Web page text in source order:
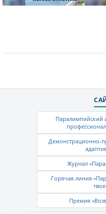
Паралимпийский
Демонстрационно-
Журнал
Горячая линия
Премия